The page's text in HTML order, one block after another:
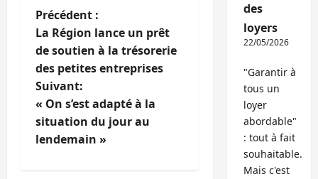
N
a
v
i
g
Précédent :
La Région lance un prêt
de soutien à la trésorerie
des petites entreprises
Suivant:
« On s’est adapté à la
situation du jour au
lendemain »
des
loyers
22/05/2026
"Garantir à
tous un
loyer
abordable"
: tout à fait
souhaitable.
Mais c'est